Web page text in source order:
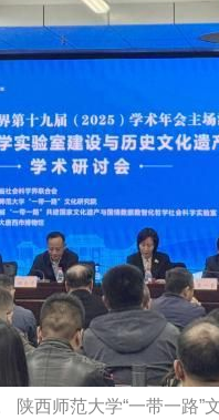
陕西师范大学“一带一路”